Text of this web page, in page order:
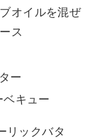
オイルを混ぜ
ス
ー
キュー
リックバタ